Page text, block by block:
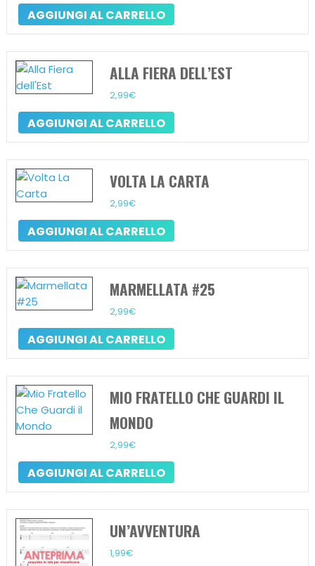
AGGIUNGI AL CARRELLO
ALLA FIERA DELL’EST
2,99€
AGGIUNGI AL CARRELLO
VOLTA LA CARTA
2,99€
AGGIUNGI AL CARRELLO
MARMELLATA #25
2,99€
AGGIUNGI AL CARRELLO
MIO FRATELLO CHE GUARDI IL
MONDO
2,99€
AGGIUNGI AL CARRELLO
UN’AVVENTURA
1,99€